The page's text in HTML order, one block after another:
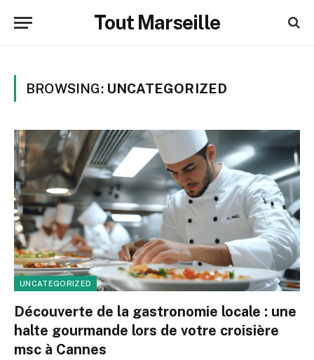
Tout Marseille
BROWSING: UNCATEGORIZED
UNCATEGORIZED
Découverte de la gastronomie locale : une
halte gourmande lors de votre croisière
msc à Cannes